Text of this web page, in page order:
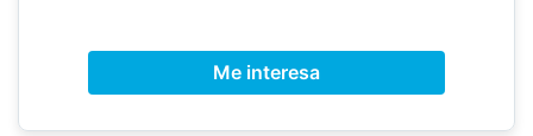
Me interesa